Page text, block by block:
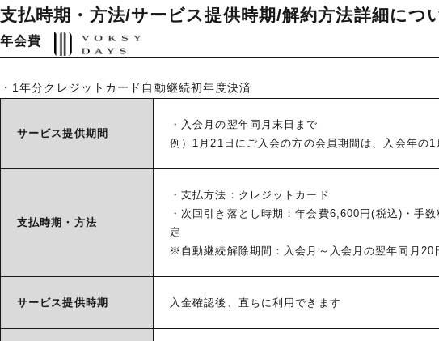
支払時期・方法/サービス提供時期/解約方法詳細につ
年会費
・1年分クレジットカード自動継続初年度決済
サービス提供期間
・入会月の翌年同月末日まで
例）1月21日にご入会の方の会員期間は、入会年の
支払時期・ 方法
・支払方法：クレジットカード
・次回引き落とし時期：年会費6,600円(税込)・手
定
※自動継続解除期間：入会月～入会月の翌年同月20
サービス提供時期 入金確認後、直ちに利用できます